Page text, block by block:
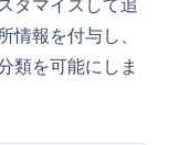
情報を付与し、
類を可能にしま